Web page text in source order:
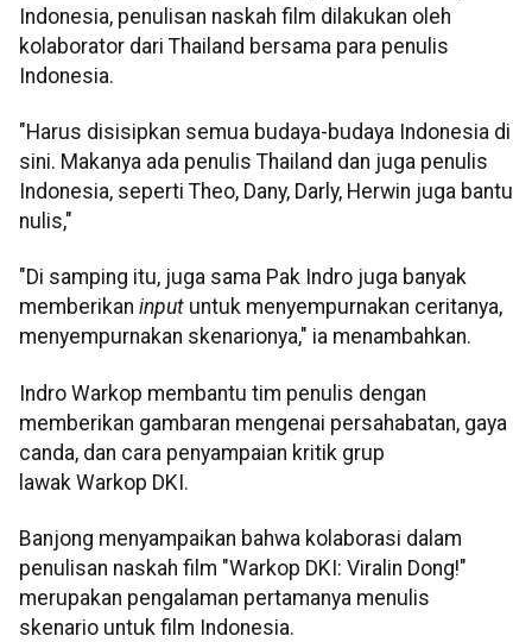
Indonesia, penulisan naskah film dilakukan oleh
kolaborator dari Thailand bersama para penulis
Indonesia.
"Harus disisipkan semua budaya-budaya Indonesia di
sini. Makanya ada penulis Thailand dan juga penulis
Indonesia, seperti Theo, Dany, Darly, Herwin juga bantu
nulis,"
"Di samping itu, juga sama Pak Indro juga banyak
memberikan input untuk menyempurnakan ceritanya,
menyempurnakan skenarionya," ia menambahkan.
Indro Warkop membantu tim penulis dengan
memberikan gambaran mengenai persahabatan, gaya
canda, dan cara penyampaian kritik grup
lawak Warkop DKI.​​​​​​
Banjong menyampaikan bahwa kolaborasi dalam
penulisan naskah film "Warkop DKI: Viralin Dong!"
merupakan pengalaman pertamanya menulis
skenario untuk film Indonesia.